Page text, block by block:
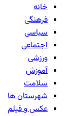
خانه
فرهنگی
سیاسی
اجتماعی
ورزشی
آموزش
سلامت
شهرستان ها
عکس و فیلم